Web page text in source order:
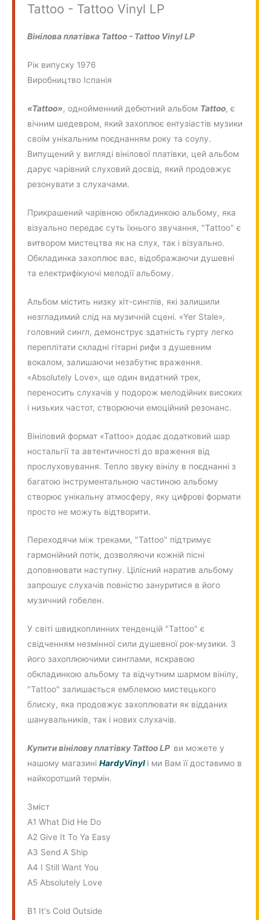
Tattoo - Tattoo Vinyl LP
Вінілова платівка Tattoo - Tattoo Vinyl LP
Рік випуску 1976
Виробництво Іспанія
«Tattoo», однойменний дебютний альбом Tattoo, є
вічним шедевром, який захоплює ентузіастів музики
своїм унікальним поєднанням року та соулу.
Випущений у вигляді вінілової платівки, цей альбом
дарує чарівний слуховий досвід, який продовжує
резонувати з слухачами.
Прикрашений чарівною обкладинкою альбому, яка
візуально передає суть їхнього звучання, "Tattoo" є
витвором мистецтва як на слух, так і візуально.
Обкладинка захоплює вас, відображаючи душевні
та електрифікуючі мелодії альбому.
Альбом містить низку хіт-синглів, які залишили
незгладимий слід на музичній сцені. «Yer Stale»,
головний сингл, демонструє здатність гурту легко
переплітати складні гітарні рифи з душевним
вокалом, залишаючи незабутнє враження.
«Absolutely Love», ще один видатний трек,
переносить слухачів у подорож мелодійних високих
і низьких частот, створюючи емоційний резонанс.
Вініловий формат «Tattoo» додає додатковий шар
ностальгії та автентичності до враження від
прослуховування. Тепло звуку вінілу в поєднанні з
багатою інструментальною частиною альбому
створює унікальну атмосферу, яку цифрові формати
просто не можуть відтворити.
Переходячи між треками, "Tattoo" підтримує
гармонійний потік, дозволяючи кожній пісні
доповнювати наступну. Цілісний наратив альбому
запрошує слухачів повністю зануритися в його
музичний гобелен.
У світі швидкоплинних тенденцій "Tattoo" є
свідченням незмінної сили душевної рок-музики. З
його захоплюючими синглами, яскравою
обкладинкою альбому та відчутним шармом вінілу,
"Tattoo" залишається емблемою мистецького
блиску, яка продовжує захоплювати як відданих
шанувальників, так і нових слухачів.
Купити вінілову платівку Tattoo LP ви можете у
нашому магазиніHardyVinyl і ми Вам її доставимо в
найкоротший термін.
Зміст
A1 What Did He Do
A2 Give It To Ya Easy
A3 Send A Ship
A4 I Still Want You
A5 Absolutely Love
B1 It's Cold Outside